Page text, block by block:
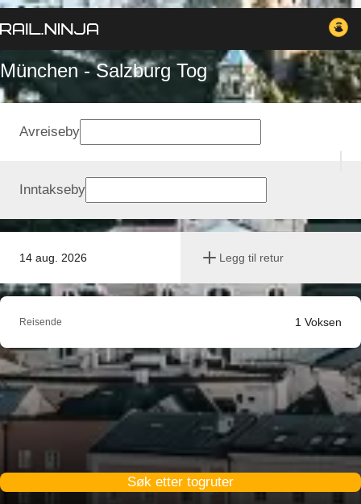
München - Salzburg Tog
14 aug. 2026 Legg til retur
Avreiseby
Inntakseby
Reisende 1 Voksen
Søk etter togruter